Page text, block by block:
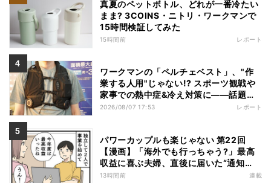
真夏のペットボトル、どれが一番冷たい
まま? 3COINS・ニトリ・ワークマンで
15時間検証してみた
15時間前 レポート
ワークマンの「ペルチェベスト」、"作
業する人用"じゃない!? スポーツ観戦や
家事での熱中症&冷え対策に――話題の
商品を徹底検証
2026/08/07 17:53 レポート
パワーカップルも楽じゃない 第22回
【漫画】「海外でも行っちゃう?」最高
収益に喜ぶ夫婦、直後に届いた“通知
書”で現実に戻された
13時間前 連載